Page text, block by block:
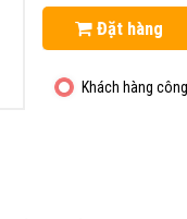
Đặt hàng
Khách hàng